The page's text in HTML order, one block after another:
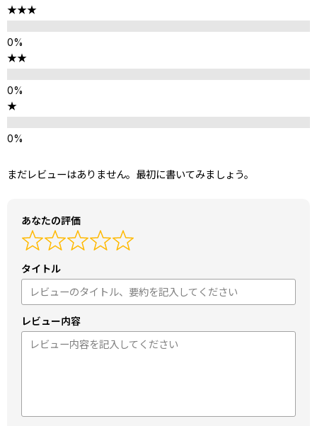
★★★
★★
★
まだレビューはありません。最初に書いてみましょう。
あなたの評価
タイトル
レビュー内容